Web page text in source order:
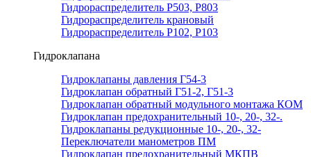
Гидрораспределитель Р503, Р803
Гидрораспределитель крановый
Гидрораспределитель Р102, Р103
Гидроклапана
Гидроклапаны давления Г54-3
Гидроклапан обратный Г51-2, Г51-3
Гидроклапан обратный модульного монтажа КОМ
Гидроклапан предохранительный 10-, 20-, 32-.
Гидроклапаны редукционные 10-, 20-, 32-
Переключатели манометров ПМ
Гидроклапан предохранительный МКПВ